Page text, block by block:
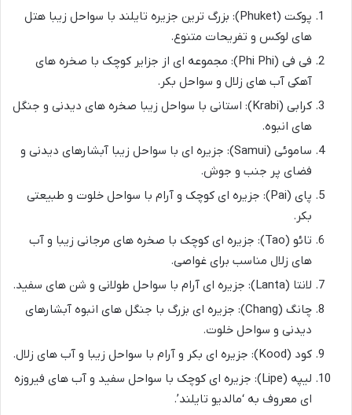
پوکت (Phuket): بزرگ ترین جزیره تایلند با سواحل زیبا هتل
های لوکس و تفریحات متنوع.
فی فی (Phi Phi): مجموعه ای از جزایر کوچک با صخره های
آهکی آب های زلال و سواحل بکر.
کرابی (Krabi): استانی با سواحل زیبا صخره های دیدنی و جنگل
های انبوه.
ساموئی (Samui): جزیره ای با سواحل زیبا آبشارهای دیدنی و
فضای پر جنب و جوش.
پای (Pai): جزیره ای کوچک و آرام با سواحل خلوت و طبیعتی
بکر.
تائو (Tao): جزیره ای کوچک با صخره های مرجانی زیبا و آب
های زلال مناسب برای غواصی.
لانتا (Lanta): جزیره ای آرام با سواحل طولانی و شن های سفید.
چانگ (Chang): جزیره ای بزرگ با جنگل های انبوه آبشارهای
دیدنی و سواحل خلوت.
کود (Kood): جزیره ای بکر و آرام با سواحل زیبا و آب های زلال.
لیپه (Lipe): جزیره ای کوچک با سواحل سفید و آب های فیروزه
ای معروف به ‘مالدیو تایلند’.